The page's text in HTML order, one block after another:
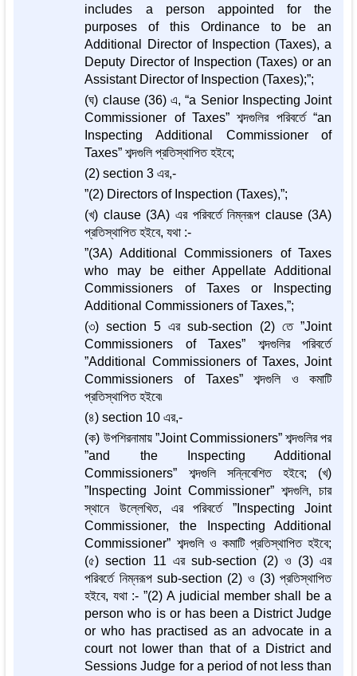
includes a person appointed for the
purposes of this Ordinance to be an
Additional Director of Inspection (Taxes), a
Deputy Director of Inspection (Taxes) or an
Assistant Director of Inspection (Taxes);”;
(ঘ) clause (36) এ, “a Senior Inspecting Joint
Commissioner of Taxes” শব্দগুলির পরিবর্তে “an
Inspecting Additional Commissioner of
Taxes” শব্দগুলি প্রতিস্থাপিত হইবে;
(2) section 3 এর,-
”(2) Directors of Inspection (Taxes),”;
(খ) clause (3A) এর পরিবর্তে নিম্নরূপ clause (3A)
প্রতিস্থাপিত হইবে, যথা :-
”(3A) Additional Commissioners of Taxes
who may be either Appellate Additional
Commissioners of Taxes or Inspecting
Additional Commissioners of Taxes,”;
(৩) section 5 এর sub-section (2) তে ”Joint
Commissioners of Taxes” শব্দগুলির পরিবর্তে
”Additional Commissioners of Taxes, Joint
Commissioners of Taxes” শব্দগুলি ও কমাটি
প্রতিস্থাপিত হইবে৷
(৪) section 10 এর,-
(ক) উপশিরনামায় ”Joint Commissioners” শব্দগুলির পর
”and the Inspecting Additional
Commissioners” শব্দগুলি সন্নিবেশিত হইবে; (খ)
”Inspecting Joint Commissioner” শব্দগুলি, চার
স্থানে উল্লেখিত, এর পরিবর্তে ”Inspecting Joint
Commissioner, the Inspecting Additional
Commissioner” শব্দগুলি ও কমাটি প্রতিস্থাপিত হইবে;
(৫) section 11 এর sub-section (2) ও (3) এর
পরিবর্তে নিম্নরূপ sub-section (2) ও (3) প্রতিস্থাপিত
হইবে, যথা :- ”(2) A judicial member shall be a
person who is or has been a District Judge
or who has practised as an advocate in a
court not lower than that of a District and
Sessions Judge for a period of not less than